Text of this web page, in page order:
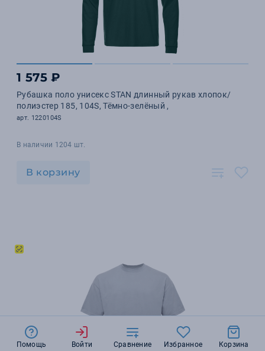
1 575 ₽
Рубашка поло унисекс STAN длинный рукав хлопок/
полиэстер 185, 104S, Тёмно-зелёный ,
арт. 1220104S
В наличии 1204 шт.
В корзину
Помощь Войти Сравнение Избранное Корзина